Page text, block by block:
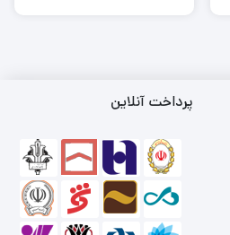
پرداخت آنلاین